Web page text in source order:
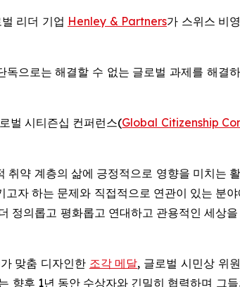
리더 기업 Henley & Partners가 스위스 비
으로는 해결할 수 없는 글로벌 과제를 해결
벌 시티즌십 컨퍼런스(Global Citizenship
취약 계층의 삶에 긍정적으로 영향을 미치는
자 하는 문제와 직접적으로 연관이 있는 분
정의롭고 평화롭고 연대하고 관용적인 세상
맞춤 디자인한 조각 메달, 글로벌 시민상 위
후 1년 동안 수상자와 긴밀히 협력하며 그